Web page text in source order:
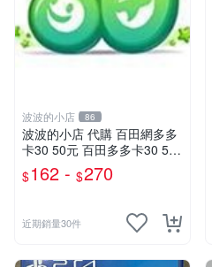
波波的小店 86
波波的小店 代購 百田網多多
卡30 50元 百田多多卡30 50
奧幣(奧比島 奧拉星 龍鬥士
奧奇傳說 奧雅之光 奧義聯盟)
$162 - $270
近期銷量30件